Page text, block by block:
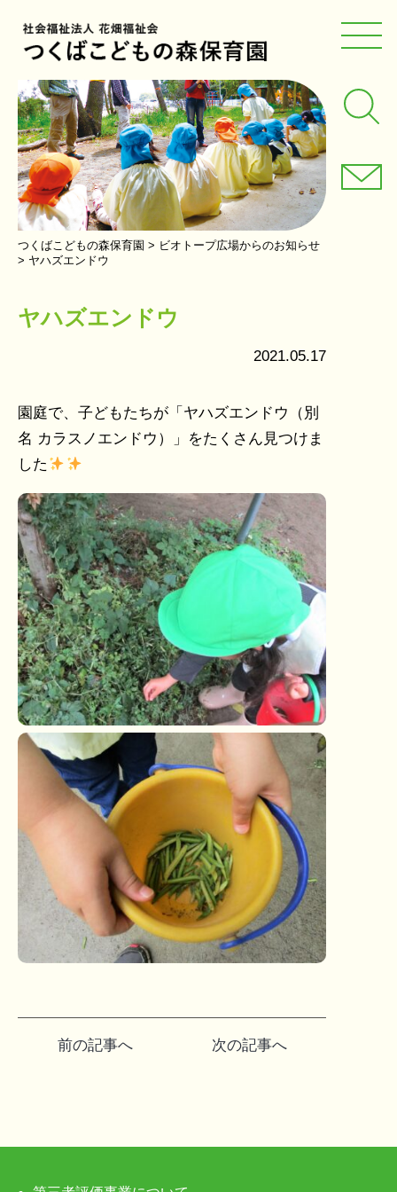
つくばこどもの森保育園 > ビオトープ広場からのお知らせ
> ヤハズエンドウ
ヤハズエンドウ
2021.05.17
園庭で、子どもたちが「ヤハズエンドウ（別
名 カラスノエンドウ）」をたくさん見つけま
した
ビ
前の記事へ 次の記事へ